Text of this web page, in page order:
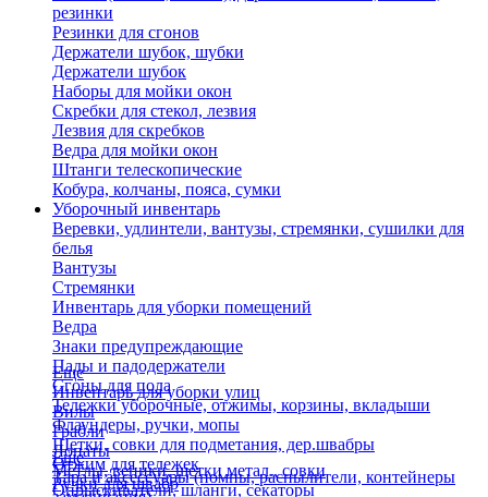
резинки
Резинки для сгонов
Держатели шубок, шубки
Держатели шубок
Наборы для мойки окон
Скребки для стекол, лезвия
Лезвия для скребков
Ведра для мойки окон
Штанги телескопические
Кобура, колчаны, пояса, сумки
Уборочный инвентарь
Веревки, удлинтели, вантузы, стремянки, сушилки для
белья
Вантузы
Стремянки
Инвентарь для уборки помещений
Ведра
Знаки предупреждающие
Пады и падодержатели
Сгоны для пола
Тележки уборочные, отжимы, корзины, вкладыши
Флаундеры, ручки, мопы
Щетки, совки для подметания, дер.швабры
Отжим для тележек
Ручки для швабр
Еще
Инвентарь для уборки улиц
Вилы
Грабли
Лопаты
Метлы, веники, щетки метал., совки
Опрыскиватели, шланги, секаторы
Еще
Тара и аксессуары (помпы, распылители, контейнеры